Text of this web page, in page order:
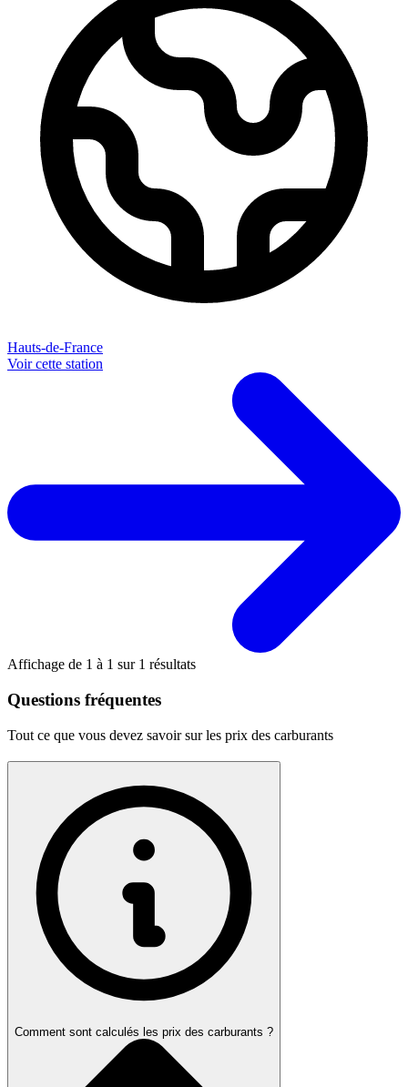
Hauts-de-France
Voir cette station
Affichage de 1 à 1 sur 1 résultats
Questions fréquentes
Tout ce que vous devez savoir sur les prix des carburants
Comment sont calculés les prix des carburants ?